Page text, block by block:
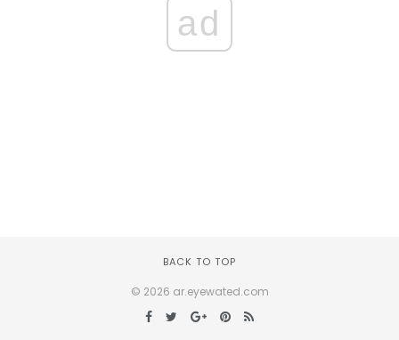
ad
BACK TO TOP
© 2026 ar.eyewated.com